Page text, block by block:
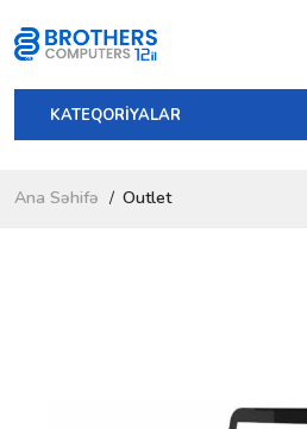
KATEQORİYALAR
Ana Səhifə Outlet